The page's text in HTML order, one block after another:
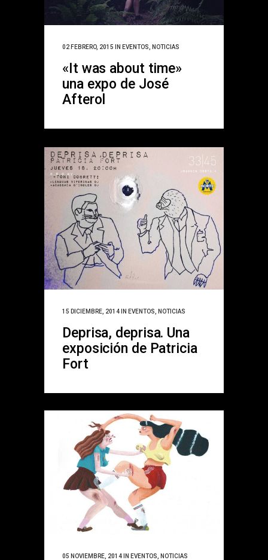
02 FEBRERO, 2015 IN EVENTOS, NOTICIAS
«It was about time»
una expo de José
Afterol
15 DICIEMBRE, 2014 IN EVENTOS NOTICIAS
Deprisa, deprisa. Una
exposición de Patricia
Fort
05 NOVIEMBRE, 2014 IN EVENTOS NOTICIAS